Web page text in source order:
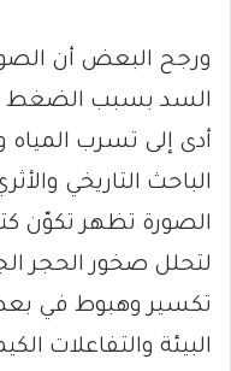
ورجح البعض أن
السد بسبب الضغط
أدى إلى تسرب
الباحث التاريخي
الصورة تظهر تكوّن
لتحلل صخور الحجر
تكسير وهبوط في بعض
البيئة والتفاعلات